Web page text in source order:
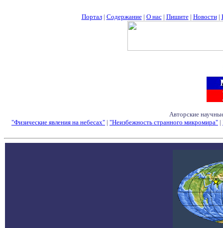
Портал| Содержание| О нас| Пишите| Новости|
Авторские
"Физические явления на небесах" | "Неизбежность странного микромира" |